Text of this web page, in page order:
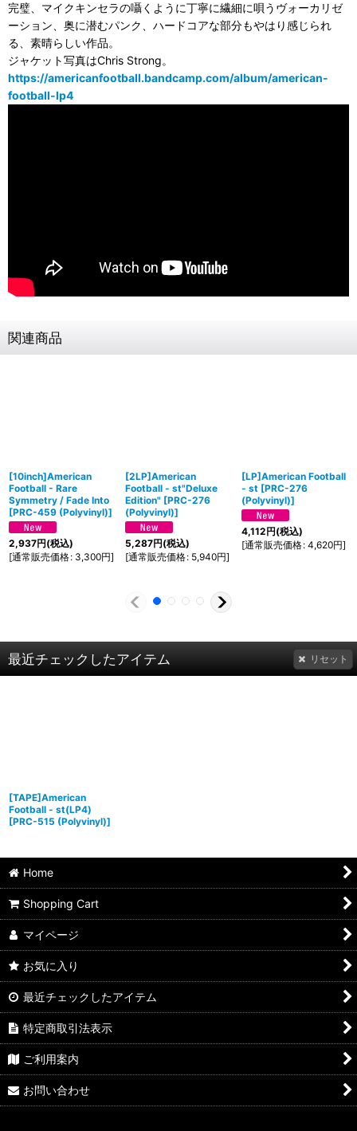
完璧、マイクキンセラの囁くように丁寧に繊細に唄うヴォーカリゼ
ーション、奥に潜むパンク、ハードコアな部分もやはり感じられ
る、素晴らしい作品。
ジャケット写真はChris Strong。
https://americanfootball.bandcamp.com/album/american-
football-lp4
関連商品
[10inch]American
Football - Rare
Symmetry / Fade Into
[PRC-459 (Polyvinyl)]
2,937円(税込)
[通常販売価格: 3,300円]
[2LP]American
Football - st"Deluxe
Edition" [PRC-276
(Polyvinyl)]
5,287円(税込)
[通常販売価格: 5,940円]
[LP]American Football
- st [PRC-276
(Polyvinyl)]
4,112円(税込)
[通常販売価格: 4,620円]
最近チェックしたアイテム リセット
[TAPE]American
Football - st(LP4)
[PRC-515 (Polyvinyl)]
Home
Shopping Cart
マイページ
お気に入り
最近チェックしたアイテム
特定商取引法表示
ご利用案内
お問い合わせ